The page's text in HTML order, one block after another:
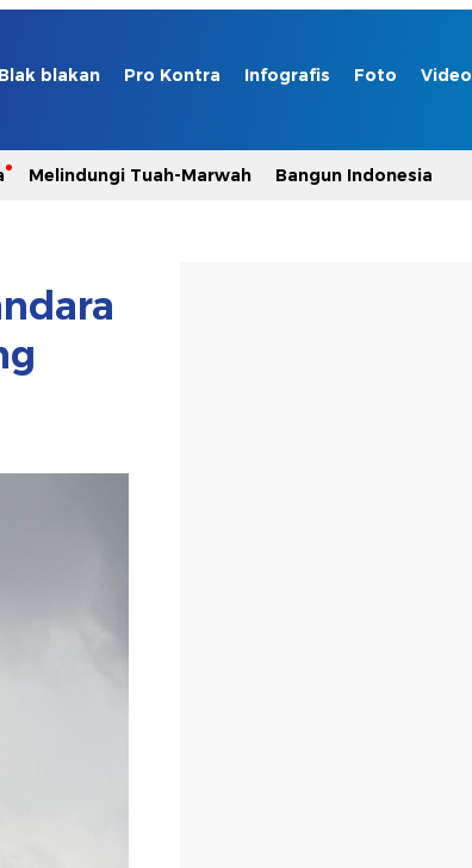
Blak blakan Pro Kontra Infografis Foto Video
Melindungi Tuah-Marwah Bangun Indonesia